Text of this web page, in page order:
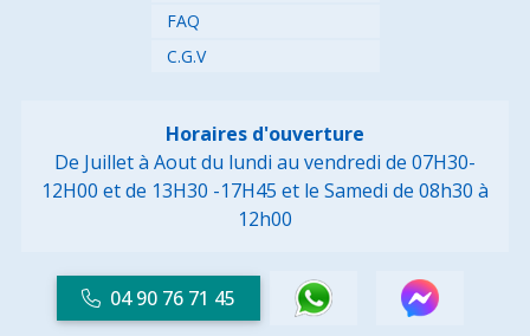
FAQ
C.G.V
Horaires d'ouverture
De Juillet à Aout du lundi au vendredi de 07H30-
12H00 et de 13H30 -17H45 et le Samedi de 08h30 à
12h00
04 90 76 71 45